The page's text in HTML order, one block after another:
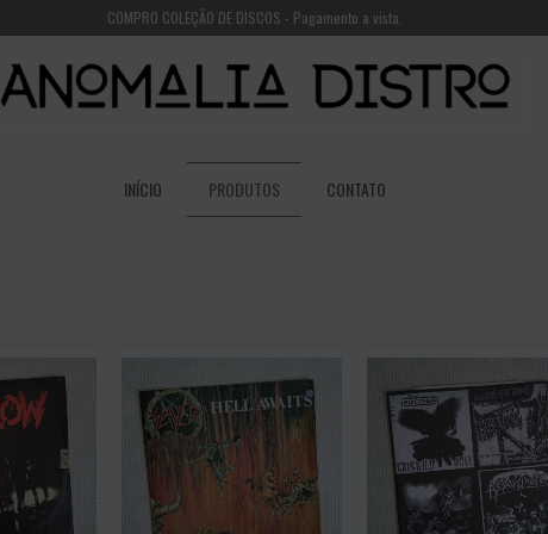
COMPRO COLEÇÃO DE DISCOS - Pagamento a vista.
INÍCIO PRODUTOS CONTATO